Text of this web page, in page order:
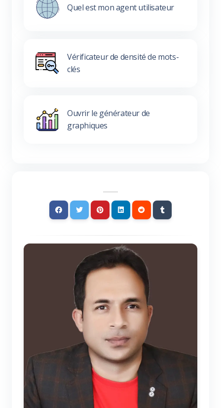
Quel est mon agent utilisateur
Vérificateur de densité de mots-
clés
Ouvrir le générateur de
graphiques